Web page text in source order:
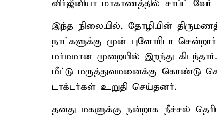
விர்ஜீனியா மாகாணத்தில் சாப்ட்
இந்த நிலையில், தோழியின்
நாட்களுக்கு முன் புளோரிடா
மர்மமான முறையில் இறந்து
மீட்டு மருத்துவமனைக்கு கொண்டு
டாக்டர்கள் உறுதி செய்தனர்.
தனது மகளுக்கு நன்றாக நீச்சல்